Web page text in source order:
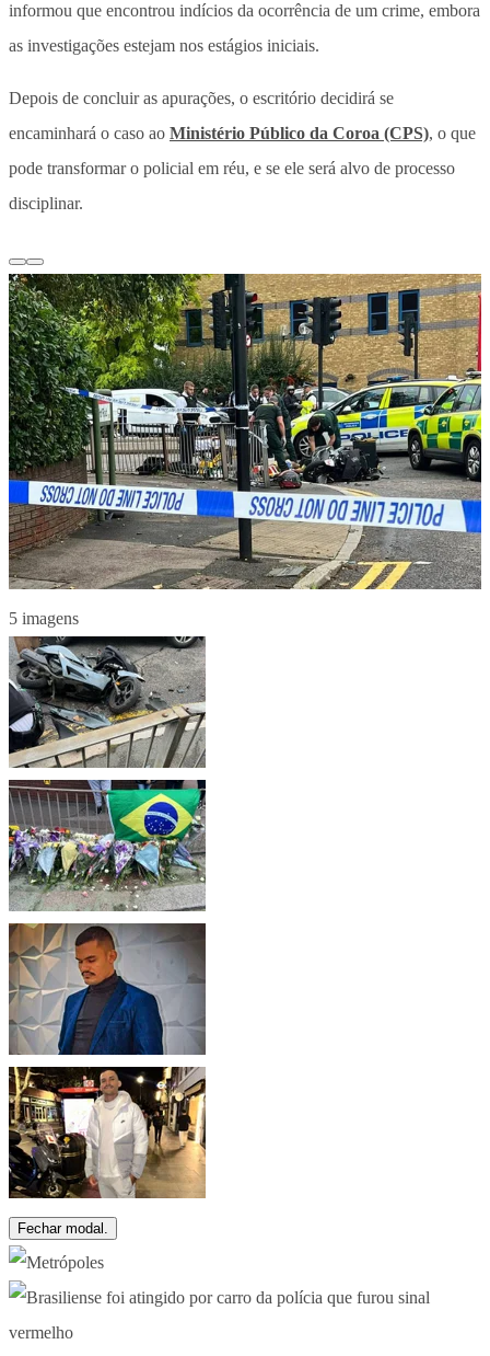
informou que encontrou indícios da ocorrência de um crime, embora
as investigações estejam nos estágios iniciais.
Depois de concluir as apurações, o escritório decidirá se
encaminhará o caso ao Ministério Público da Coroa (CPS), o que
pode transformar o policial em réu, e se ele será alvo de processo
disciplinar.
5 imagens
Fechar modal.